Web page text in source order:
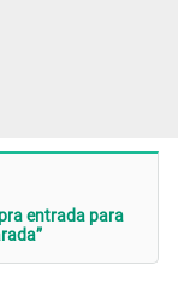
entrada para